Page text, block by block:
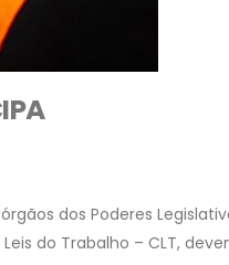
dos Poderes
do Trabalho – CLT,